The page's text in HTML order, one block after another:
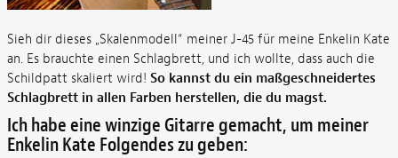
Sieh dir dieses „Skalenmodell“ meiner J-45 für meine Enkelin Kate
an. Es brauchte einen Schlagbrett, und ich wollte, dass auch die
Schildpatt skaliert wird! So kannst du ein maßgeschneidertes
Schlagbrett in allen Farben herstellen, die du magst.
Ich habe eine winzige Gitarre gemacht, um meiner
Enkelin Kate Folgendes zu geben: